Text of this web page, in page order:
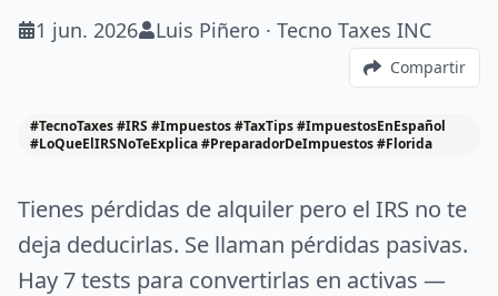
1 jun. 2026 Luis Piñero · Tecno Taxes INC
Compartir
#TecnoTaxes #IRS #Impuestos #TaxTips #ImpuestosEnEspañol
#LoQueElIRSNoTeExplica #PreparadorDeImpuestos #Florida
Tienes pérdidas de alquiler pero el IRS no te
deja deducirlas. Se llaman pérdidas pasivas.
Hay 7 tests para convertirlas en activas —